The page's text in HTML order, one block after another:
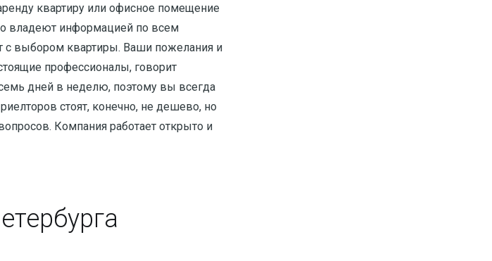
квартиру или офисное помещение
владеют информацией по всем
с выбором квартиры. Ваши пожелания и
профессионалы, говорит
дней в неделю, поэтому вы всегда
стоят, конечно, не дешево, но
Компания работает открыто и